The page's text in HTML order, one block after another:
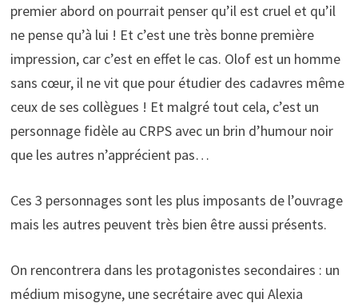
premier abord on pourrait penser qu’il est cruel et qu’il
ne pense qu’à lui ! Et c’est une très bonne première
impression, car c’est en effet le cas. Olof est un homme
sans cœur, il ne vit que pour étudier des cadavres même
ceux de ses collègues ! Et malgré tout cela, c’est un
personnage fidèle au CRPS avec un brin d’humour noir
que les autres n’apprécient pas…
Ces 3 personnages sont les plus imposants de l’ouvrage
mais les autres peuvent très bien être aussi présents.
On rencontrera dans les protagonistes secondaires : un
médium misogyne, une secrétaire avec qui Alexia